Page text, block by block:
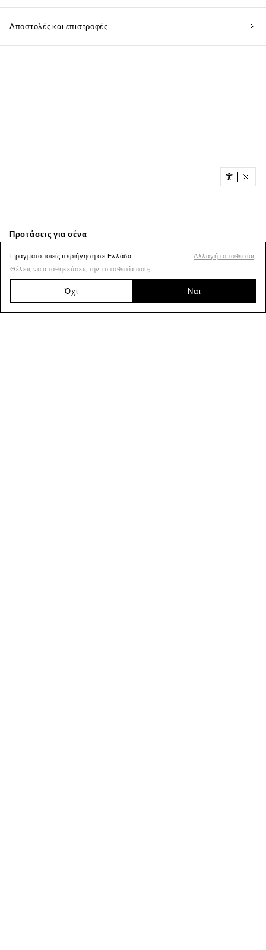
Πραγματοποιείς περιήγηση σε Ελλάδα
Αλλαγή τοποθεσίας
Θέλεις να αποθηκεύσεις την τοποθεσία σου;
Όχι Ναι